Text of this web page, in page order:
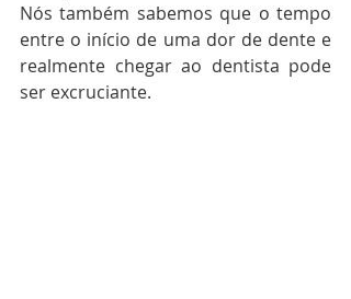
Nós também sabemos que o tempo
entre o início de uma dor de dente e
realmente chegar ao dentista pode
ser excruciante.